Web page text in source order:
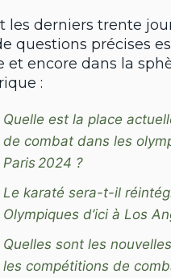
les derniers trente
questions précises
et encore dans la
:
Quelle est la place
de combat dans les
Paris 2024 ?
Le karaté sera-t-il
Olympiques d’ici à Los
Quelles sont les
les compétitions de